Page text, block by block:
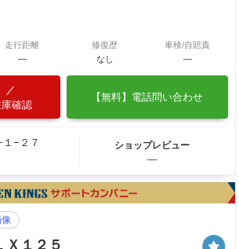
走行距離
―
修復歴
なし
車検/自賠責
―
庫確認
【無料】電話問い合わせ
−２７
ショップレビュー
―
Ｘ１２５